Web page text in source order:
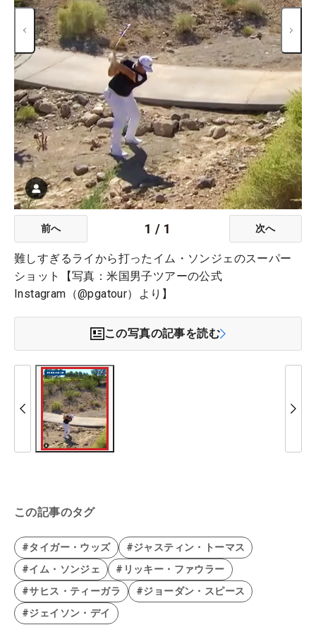
前へ 1 / 1 次へ
難しすぎるライから打ったイム・ソンジェのスーパー
ショット【写真：米国男子ツアーの公式
Instagram（@pgatour）より】
この写真の記事を読む
この記事のタグ
#タイガー・ウッズ
#ジャスティン・トーマス
#イム・ソンジェ
#リッキー・ファウラー
#サヒス・ティーガラ
#ジョーダン・スピース
#ジェイソン・デイ